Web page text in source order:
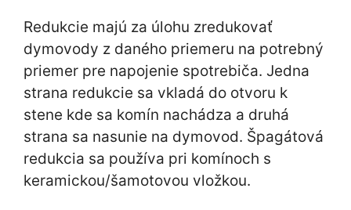
Redukcie majú za úlohu zredukovať
dymovody z daného priemeru na potrebný
priemer pre napojenie spotrebiča. Jedna
strana redukcie sa vkladá do otvoru k
stene kde sa komín nachádza a druhá
strana sa nasunie na dymovod. Špagátová
redukcia sa používa pri komínoch s
keramickou/šamotovou vložkou.